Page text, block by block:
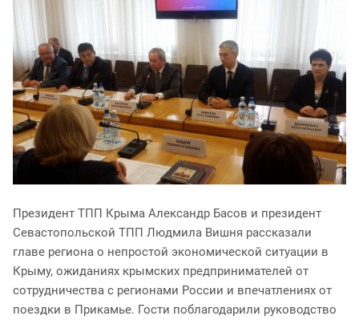
Президент ТПП Крыма Александр Басов и президент
Севастопольской ТПП Людмила Вишня рассказали
главе региона о непростой экономической ситуации в
Крыму, ожиданиях крымских предпринимателей от
сотрудничества с регионами России и впечатлениях от
поездки в Прикамье. Гости поблагодарили руководство